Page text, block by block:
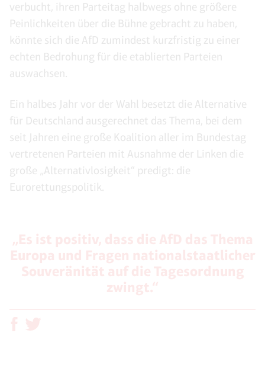
verbucht, ihren Parteitag halbwegs ohne größere
Peinlichkeiten über die Bühne gebracht zu haben,
könnte sich die AfD zumindest kurzfristig zu einer
echten Bedrohung für die etablierten Parteien
auswachsen.
Ein halbes Jahr vor der Wahl besetzt die Alternative
für Deutschland ausgerechnet das Thema, bei dem
seit Jahren eine große Koalition aller im Bundestag
vertretenen Parteien mit Ausnahme der Linken die
große „Alternativlosigkeit“ predigt: die
Eurorettungspolitik.